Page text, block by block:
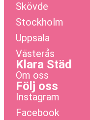
Skövde
Stockholm
Uppsala
Västerås
Klara Städ
Om oss
Följ oss
Instagram
Facebook